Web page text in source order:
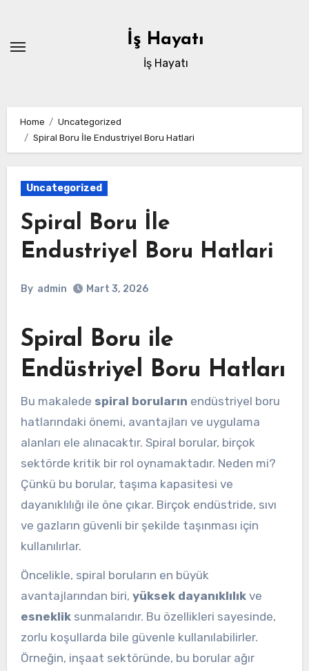
content
İş Hayatı
İş Hayatı
Home
Uncategorized
Spiral Boru İle Endustriyel Boru Hatlari
Uncategorized
Spiral Boru İle
Endustriyel Boru Hatlari
By admin Mart 3, 2026
Spiral Boru ile
Endüstriyel Boru Hatları
Bu makalede spiral boruların endüstriyel boru
hatlarındaki önemi, avantajları ve uygulama
alanları ele alınacaktır. Spiral borular, birçok
sektörde kritik bir rol oynamaktadır. Neden mi?
Çünkü bu borular, taşıma kapasitesi ve
dayanıklılığı ile öne çıkar. Birçok endüstride, sıvı
ve gazların güvenli bir şekilde taşınması için
kullanılırlar.
Öncelikle, spiral boruların en büyük
avantajlarından biri, yüksek dayanıklılıkve
esnekliksunmalarıdır. Bu özellikleri sayesinde,
zorlu koşullarda bile güvenle kullanılabilirler.
Örneğin, inşaat sektöründe, bu borular ağır